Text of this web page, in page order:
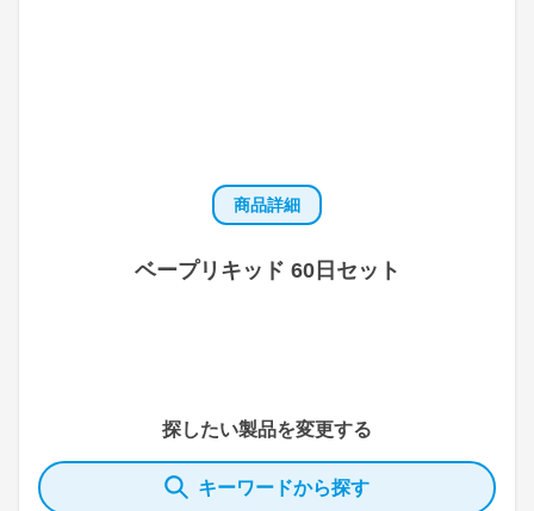
商品詳細
ベープリキッド 60日セット
探したい製品を変更する
キーワードから探す